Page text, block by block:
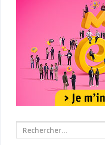
Rechercher
: